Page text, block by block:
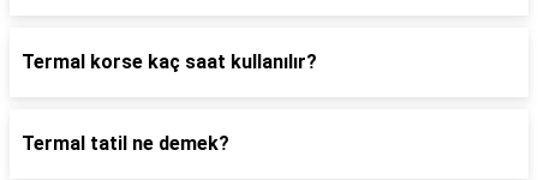
Termal korse kaç saat kullanılır?
Termal tatil ne demek?